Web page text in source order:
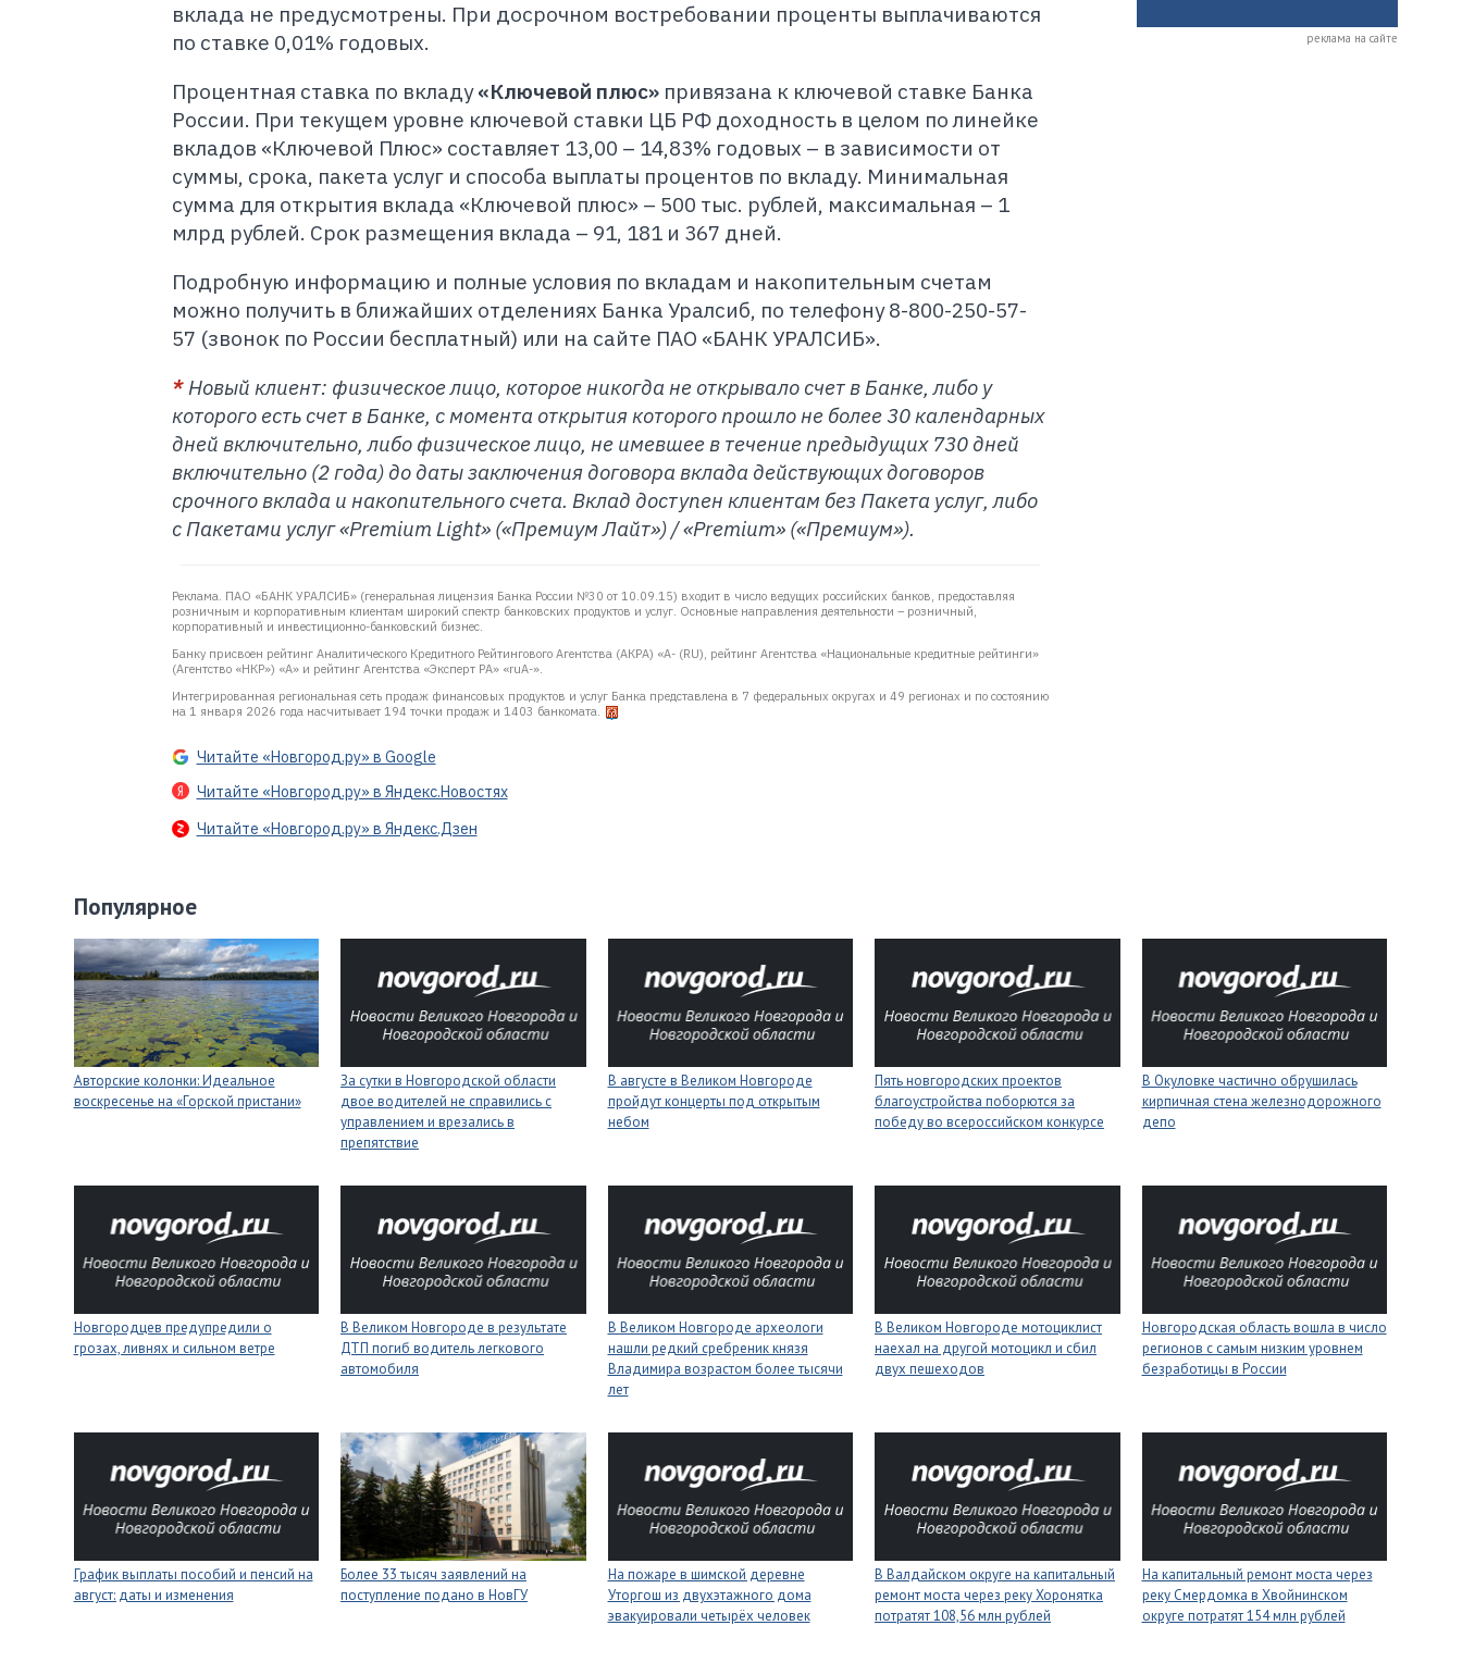
вклада не предусмотрены. При досрочном востребовании проценты выплачиваются
по ставке 0,01% годовых.
Процентная ставка по вкладу«Ключевой плюс»привязана к ключевой ставке Банка
России. При текущем уровне ключевой ставки ЦБ РФ доходность в целом по линейке
вкладов «Ключевой Плюс» составляет 13,00 – 14,83% годовых – в зависимости от
суммы, срока, пакета услуг и способа выплаты процентов по вкладу. Минимальная
сумма для открытия вклада «Ключевой плюс» – 500 тыс. рублей, максимальная – 1
млрд рублей. Срок размещения вклада – 91, 181 и 367 дней.
Подробную информацию и полные условия по вкладам и накопительным счетам
можно получить в ближайших отделениях Банка Уралсиб, по телефону 8-800-250-57-
57 (звонок по России бесплатный) или на сайте ПАО «БАНК УРАЛСИБ».
*Новый клиент: физическое лицо, которое никогда не открывало счет в Банке, либо у
которого есть счет в Банке, с момента открытия которого прошло не более 30 календарных
дней включительно, либо физическое лицо, не имевшее в течение предыдущих 730 дней
включительно (2 года) до даты заключения договора вклада действующих договоров
срочного вклада и накопительного счета. Вклад доступен клиентам без Пакета услуг, либо
с Пакетами услуг «Premium Light» («Премиум Лайт») / «Premium» («Премиум»).
Реклама. ПАО «БАНК УРАЛСИБ» (генеральная лицензия Банка России №30 от 10.09.15) входит в число ведущих российских банков, предоставляя
розничным и корпоративным клиентам широкий спектр банковских продуктов и услуг. Основные направления деятельности – розничный,
корпоративный и инвестиционно-банковский бизнес.
Банку присвоен рейтинг Аналитического Кредитного Рейтингового Агентства (АКРА) «А- (RU), рейтинг Агентства «Национальные кредитные рейтинги»
(Агентство «НКР») «А» и рейтинг Агентства «Эксперт РА» «ruА-».
Интегрированная региональная сеть продаж финансовых продуктов и услуг Банка представлена в 7 федеральных округах и 49 регионах и по состоянию
на 1 января 2026 года насчитывает 194 точки продаж и 1403 банкомата.
Читайте «Новгород.ру» в Google
Читайте «Новгород.ру» в Яндекс.Новостях
Читайте «Новгород.ру» в Яндекс.Дзен
реклама на сайте
Популярное
Авторские колонки: Идеальное
воскресенье на «Горской пристани»
За сутки в Новгородской области
двое водителей не справились с
управлением и врезались в
препятствие
В августе в Великом Новгороде
пройдут концерты под открытым
небом
Пять новгородских проектов
благоустройства поборются за
победу во всероссийском конкурсе
В Окуловке частично обрушилась
кирпичная стена железнодорожного
депо
Новгородцев предупредили о
грозах, ливнях и сильном ветре
В Великом Новгороде в результате
ДТП погиб водитель легкового
автомобиля
В Великом Новгороде археологи
нашли редкий сребреник князя
Владимира возрастом более тысячи
лет
В Великом Новгороде мотоциклист
наехал на другой мотоцикл и сбил
двух пешеходов
Новгородская область вошла в число
регионов с самым низким уровнем
безработицы в России
График выплаты пособий и пенсий на
август: даты и изменения
Более 33 тысяч заявлений на
поступление подано в НовГУ
На пожаре в шимской деревне
Уторгош из двухэтажного дома
эвакуировали четырёх человек
В Валдайском округе на капитальный
ремонт моста через реку Хоронятка
потратят 108,56 млн рублей
На капитальный ремонт моста через
реку Смердомка в Хвойнинском
округе потратят 154 млн рублей